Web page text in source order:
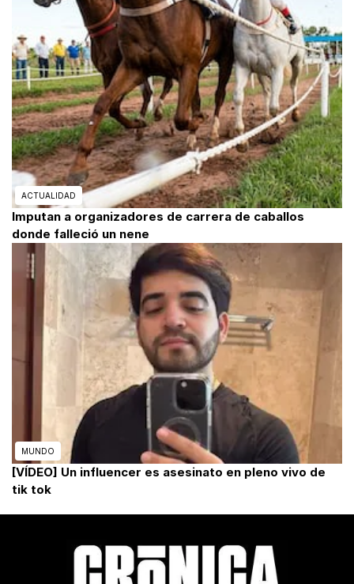
ACTUALIDAD
Imputan a organizadores de carrera de caballos
donde falleció un nene
MUNDO
[VÍDEO] Un influencer es asesinato en pleno vivo de
tik tok